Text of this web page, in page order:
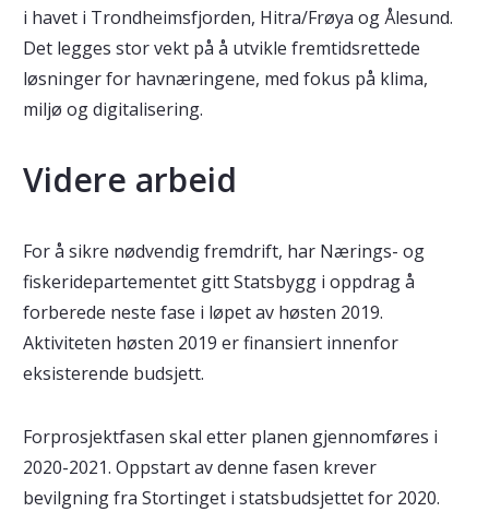
i havet i Trondheimsfjorden, Hitra/Frøya og Ålesund.
Det legges stor vekt på å utvikle fremtidsrettede
løsninger for havnæringene, med fokus på klima,
miljø og digitalisering.
Videre arbeid
For å sikre nødvendig fremdrift, har Nærings- og
fiskeridepartementet gitt Statsbygg i oppdrag å
forberede neste fase i løpet av høsten 2019.
Aktiviteten høsten 2019 er finansiert innenfor
eksisterende budsjett.
Forprosjektfasen skal etter planen gjennomføres i
2020-2021. Oppstart av denne fasen krever
bevilgning fra Stortinget i statsbudsjettet for 2020.